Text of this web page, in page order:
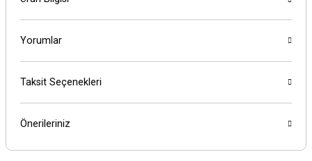
Yorumlar
Taksit Seçenekleri
Önerileriniz